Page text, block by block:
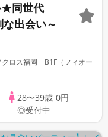
★同世代
な出会い～
クロス福岡 B1F（フィオー
28〜39歳 0円
◎受付中